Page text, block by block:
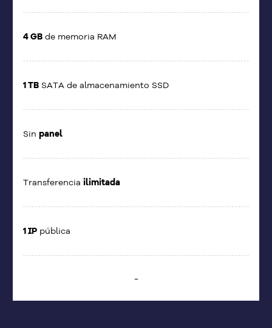
4 GB de memoria RAM
1 TB SATA de almacenamiento SSD
Sin panel
Transferencia ilimitada
1 IP pública
-